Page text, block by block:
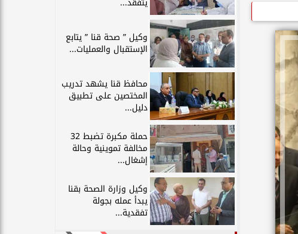
وكيل ” صحة قنا ” يتابع
الإستقبال والعمليات...
محافظ قنا يشهد تدريب
المختصين على تطبيق
دليل...
حملة مكبرة تضبط 32
مخالفة تموينية وحالة
إشغال...
وكيل وزارة الصحة بقنا
يبدأ عمله بجولة
تفقدية...